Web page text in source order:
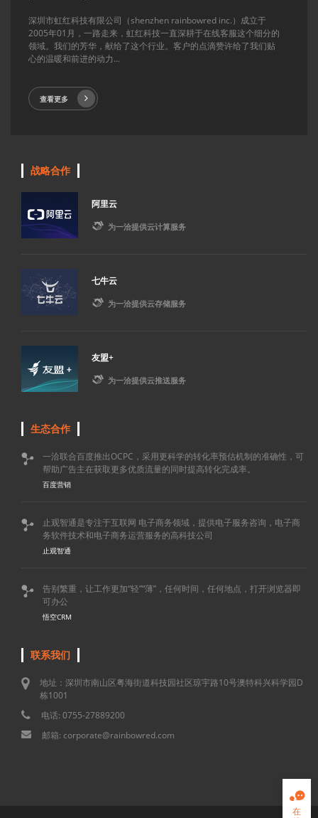
深圳市虹红科技有限公司（shenzhen rainbowred inc.）成立于
2005年01月，一路走来，虹红科技一直深耕于在线客服这个细分的
领域。我们的芳华，献给了这个行业。客户的点滴赞许给了我们贴
心的温暖和前进的动力...
查看更多
战略合作
阿里云
 为一洽提供云计算服务
七牛云
 为一洽提供云存储服务
友盟+
 为一洽提供云推送服务
生态合作

一洽联合百度推出OCPC，采用更科学的转化率预估机制的准确性，可
帮助广告主在获取更多优质流量的同时提高转化完成率。
百度营销

止观智通是专注于互联网 电子商务领域，提供电子服务咨询，电子商
务软件技术和电子商务运营服务的高科技公司
止观智通

告别繁重，让工作更加“轻”“薄”，任何时间，任何地点，打开浏览器即
可办公
悟空CRM
联系我们
地址：深圳市南山区粤海街道科技园社区琼宇路10号澳特科兴科学园D
栋1001
电话: 0755-27889200
邮箱: corporate@rainbowred.com

在